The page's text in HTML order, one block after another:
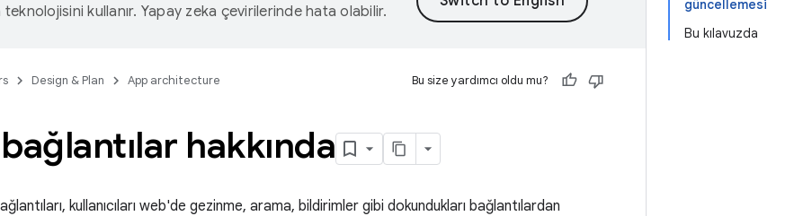
güncellemesi
Bu kılavuzda
kullanır. Yapay zeka çevirilerinde hata olabilir.
Design & Plan App architecture Bu size yardımcı oldu mu?
hakkında
kullanıcıları web'de gezinme, arama, bildirimler gibi dokundukları bağlantılardan